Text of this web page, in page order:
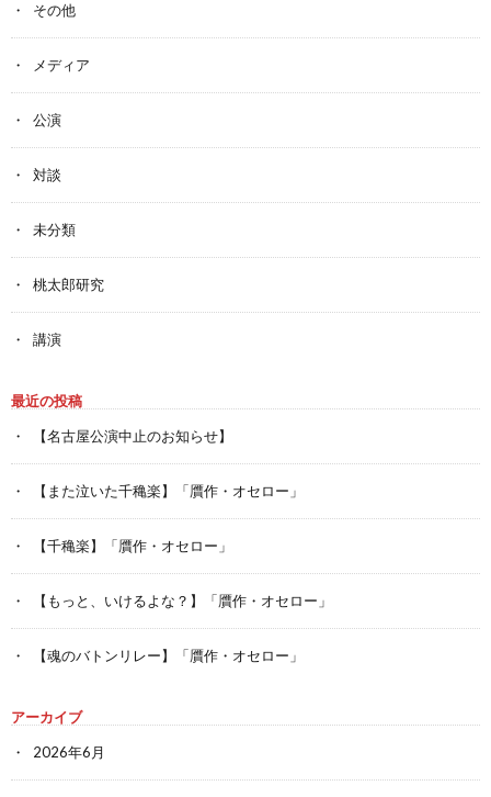
その他
メディア
公演
対談
未分類
桃太郎研究
講演
最近の投稿
【名古屋公演中止のお知らせ】
【また泣いた千穐楽】「贋作・オセロー」
【千穐楽】「贋作・オセロー」
【もっと、いけるよな？】「贋作・オセロー」
【魂のバトンリレー】「贋作・オセロー」
アーカイブ
2026年6月